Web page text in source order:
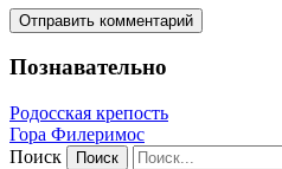
Познавательно
Родосская крепость
Гора Филеримос
Поиск